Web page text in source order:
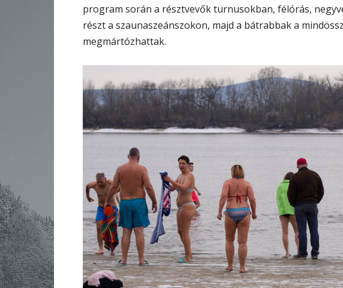
program során a résztvevők turnusokban, félórás,
részt a szaunaszeánszokon, majd a bátrabbak a
megmártózhattak.